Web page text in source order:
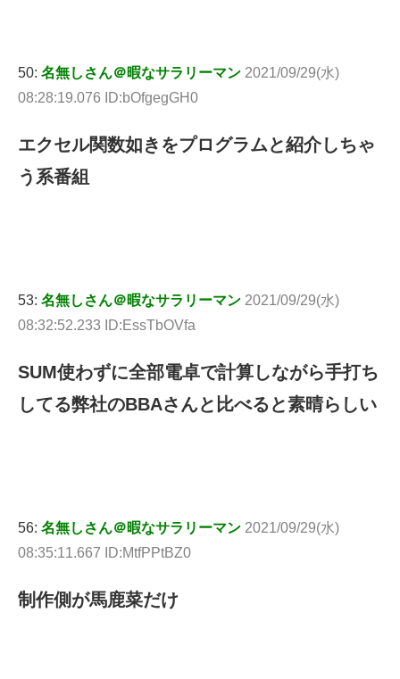
50: 名無しさん＠暇なサラリーマン 2021/09/29(水)
08:28:19.076 ID:bOfgegGH0
エクセル関数如きをプログラムと紹介しちゃ
う系番組
53: 名無しさん＠暇なサラリーマン 2021/09/29(水)
08:32:52.233 ID:EssTbOVfa
SUM使わずに全部電卓で計算しながら手打ち
してる弊社のBBAさんと比べると素晴らしい
56: 名無しさん＠暇なサラリーマン 2021/09/29(水)
08:35:11.667 ID:MtfPPtBZ0
制作側が馬鹿菜だけ